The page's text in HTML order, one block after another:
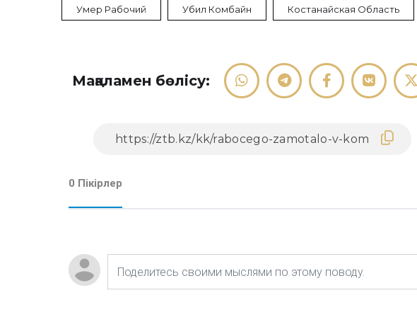
Умер Рабочий Убил Комбайн Костанайская Область
Мақаламен бөлісу:
0 Пікірлер